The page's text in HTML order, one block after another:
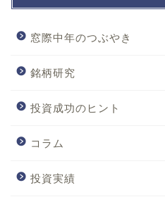
窓際中年のつぶやき
銘柄研究
投資成功のヒント
コラム
投資実績